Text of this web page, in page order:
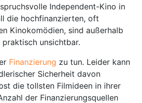
Independent-Kino in
die hochfinanzierten, oft
Kinokomödien, sind außerhalb
unsichtbar.
Finanzierung zu tun. Leider kann
Sicherheit davon
die tollsten Filmideen in ihrer
der Finanzierungsquellen